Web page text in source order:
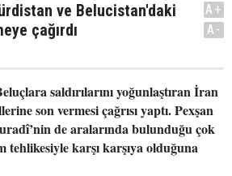
ve Belucistan'daki
çağırdı
A+
A-
saldırılarını yoğunlaştıran İran
son vermesi çağrısı yaptı. Pexşan
de aralarında bulunduğu çok
tehlikesiyle karşı karşıya olduğuna